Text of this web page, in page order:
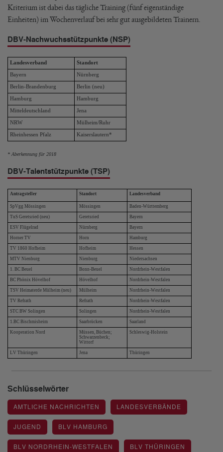
Kriterium ist dabei das tägliche Training (fünf eigenständige
Einheiten) im Wochenverlauf bei sehr gut ausgebildeten Trainern.
DBV-Nachwuchsstützpunkte (NSP)
Landesverband
Standort
Bayern
Nürnberg
Berlin-Brandenburg
Berlin (neu)
Hamburg
Hamburg
Mitteldeutschland
Jena
NRW
Mülheim/Ruhr
Rheinhessen Pfalz
Kaiserslautern*
* Aberkennung für 2018
DBV-Talentstützpunkte (TSP)
Antragsteller Standort Landesverband
SpVgg Mössingen Mössingen Baden-Württemberg
TuS Geretsried (neu) Geretsried Bayern
ESV Flügelrad Nürnberg Bayern
Horner TV Horn Hamburg
TV 1860 Hofheim Hofheim Hessen
MTV Nienburg Nienburg Niedersachsen
1. BC Beuel Bonn-Beuel Nordrhein-Westfalen
BC Phönix Hövelhof Hövelhof Nordrhein-Westfalen
TSV Heimaterde Mülheim (neu) Mülheim Nordrhein-Westfalen
TV Refrath Refrath Nordrhein-Westfalen
STC BW Solingen Solingen Nordrhein-Westfalen
1.BC Bischmisheim Saarbrücken Saarland
Kooperation Nord
Müssen, Büchen;
Schwarzenbeck;
Wittorf
Schleswig-Holstein
LV Thüringen Jena Thüringen
Schlüsselwörter
AMTLICHE NACHRICHTEN LANDESVERBÄNDE
JUGEND BLV HAMBURG
BLV NORDRHEIN-WESTFALEN BLV THÜRINGEN